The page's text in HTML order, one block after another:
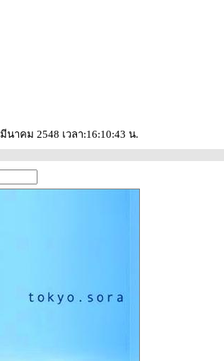
นาคม 2548 เวลา:16:10:43 น.